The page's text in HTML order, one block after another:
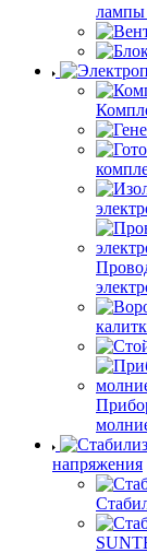
лампы
напряжения